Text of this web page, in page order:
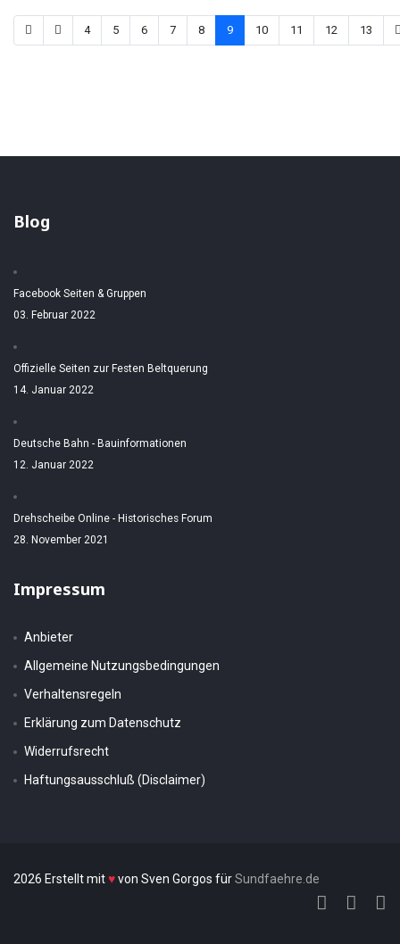
4 5 6 7 8 9 10 11 12 13
Blog
Facebook Seiten & Gruppen
03. Februar 2022
Offizielle Seiten zur Festen Beltquerung
14. Januar 2022
Deutsche Bahn - Bauinformationen
12. Januar 2022
Drehscheibe Online - Historisches Forum
28. November 2021
Impressum
Anbieter
Allgemeine Nutzungsbedingungen
Verhaltensregeln
Erklärung zum Datenschutz
Widerrufsrecht
Haftungsausschluß (Disclaimer)
2026 Erstellt mit♥von Sven Gorgos fürSundfaehre.de